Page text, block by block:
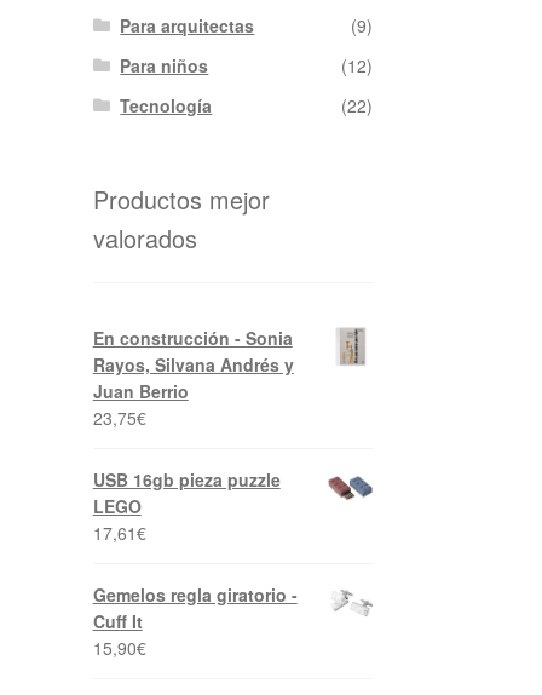
Para arquitectas
(9)
Para niños
(12)
Tecnología
(22)
Productos mejor
valorados
En construcción - Sonia
Rayos, Silvana Andrés y
Juan Berrio
23,75€
USB 16gb pieza puzzle
LEGO
17,61€
Gemelos regla giratorio -
Cuff It
15,90€